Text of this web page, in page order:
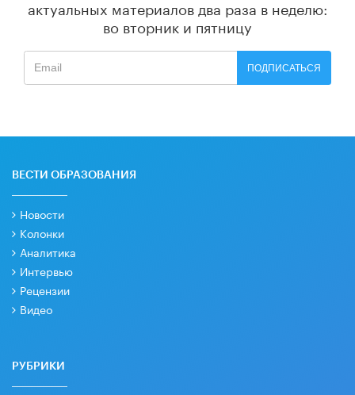
актуальных материалов два раза в неделю:
во вторник и пятницу
ПОДПИСАТЬСЯ
ВЕСТИ ОБРАЗОВАНИЯ
Новости
Колонки
Аналитика
Интервью
Рецензии
Видео
РУБРИКИ